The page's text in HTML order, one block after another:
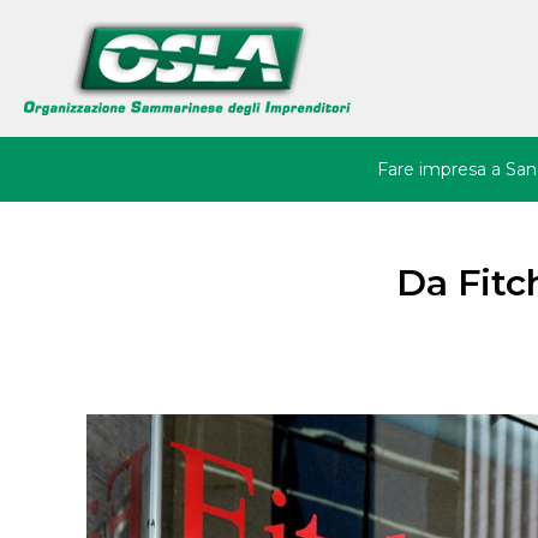
navigation
Fare impresa a
Residenza
Femminile
Startup e Innovazione
Ricerca e Sviluppo
Da